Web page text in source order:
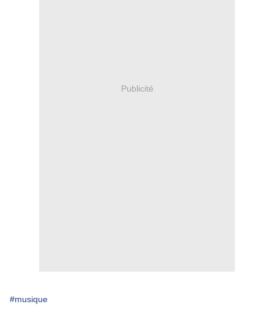
Publicité
#musique